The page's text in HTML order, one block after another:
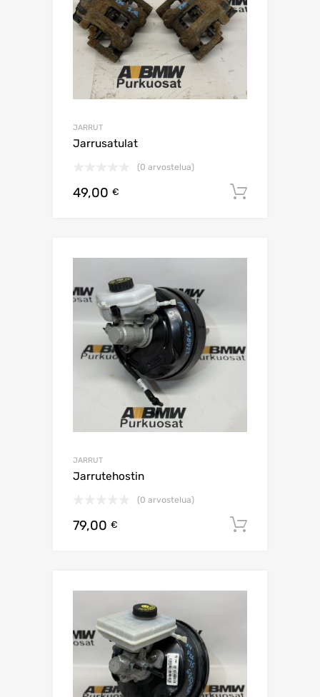
JARRUT
Jarrusatulat
(0 arvostelua)
49,00 €
JARRUT
Jarrutehostin
(0 arvostelua)
79,00 €